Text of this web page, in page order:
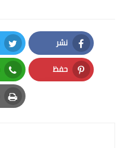
نشر
Facebook
حفظ
Pinterest